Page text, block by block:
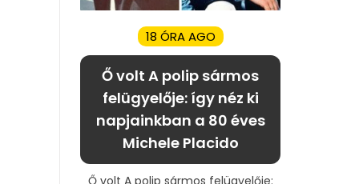
18 ÓRA AGO
Ő volt A polip sármos
felügyelője: így néz ki
napjainkban a 80 éves
Michele Placido
Ő volt A polip sármos felügyelője: